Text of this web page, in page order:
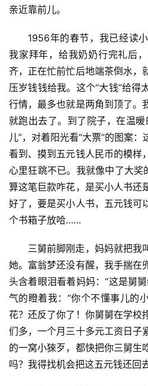
亲近靠前儿。
1956年的春节，我已经读
我家拜年，给我奶奶行完礼后
齐，正在忙前忙后地端茶倒水，
压岁钱钱给我。这个“大钱”给得
行情，最多也就是两角到顶了。
就跑出去了。到了院子，在温
儿”，对着阳光看“大票”的图案
看到、摸到五元钱人民币的模样
心里狂跳不已。我就像中了大奖
算这笔巨款咋花，是买小人书还
好了，要是买小人书，五元钱可
个书箱子放哈……
三舅前脚刚走，妈妈就把我
她。富翁梦还没有醒，我手揣在
头含着眼泪看着妈妈：“这是舅
气的瞪着我：“你个不懂事儿的
花？还反了你了！你舅舅在学校
们多，一个月三十多元工资日子
的一窝小猍歹，都快把你三舅生
吗？我得找机会把这五元钱还回